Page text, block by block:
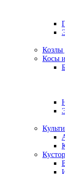
Козлы
Косы